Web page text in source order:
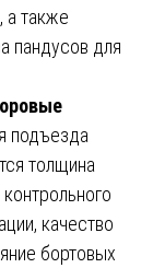
а также
пандусов для
подъезда
толщина
качество
бортовых